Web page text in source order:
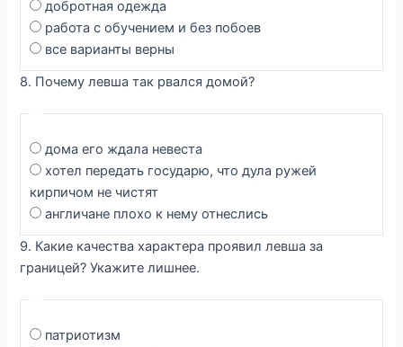
добротная одежда
работа с обучением и без побоев
все варианты верны
8. Почему левша так рвался домой?
дома его ждала невеста
хотел передать государю, что дула ружей
кирпичом не чистят
англичане плохо к нему отнеслись
9. Какие качества характера проявил левша за
границей? Укажите лишнее.
патриотизм